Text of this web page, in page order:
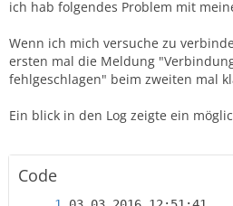
Support the
ich hab folgendes Problem mit
Wenn ich mich versuche zu
ersten mal die Meldung
fehlgeschlagen" beim zweiten mal
Ein blick in den Log zeigte ein
Code